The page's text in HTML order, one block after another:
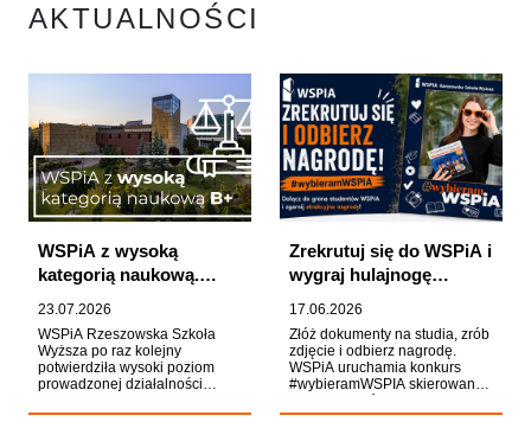
AKTUALNOŚCI
WSPiA z wysoką
kategorią naukową.
naukowej
23.07.2026
WSPiA Rzeszowska Szkoła
Wyższa po raz kolejny
potwierdziła wysoki poziom
prowadzonej działalności
2026 r. Uczelnia otrzymała
Zrekrutuj się do WSPiA i
wygraj hulajnogę
17.06.2026
Złóż dokumenty na studia, zrób
zdjęcie i odbierz nagrodę.
WSPiA uruchamia konkurs
#wybieramWSPIA skierowany
Każdy uczestnik otrzyma